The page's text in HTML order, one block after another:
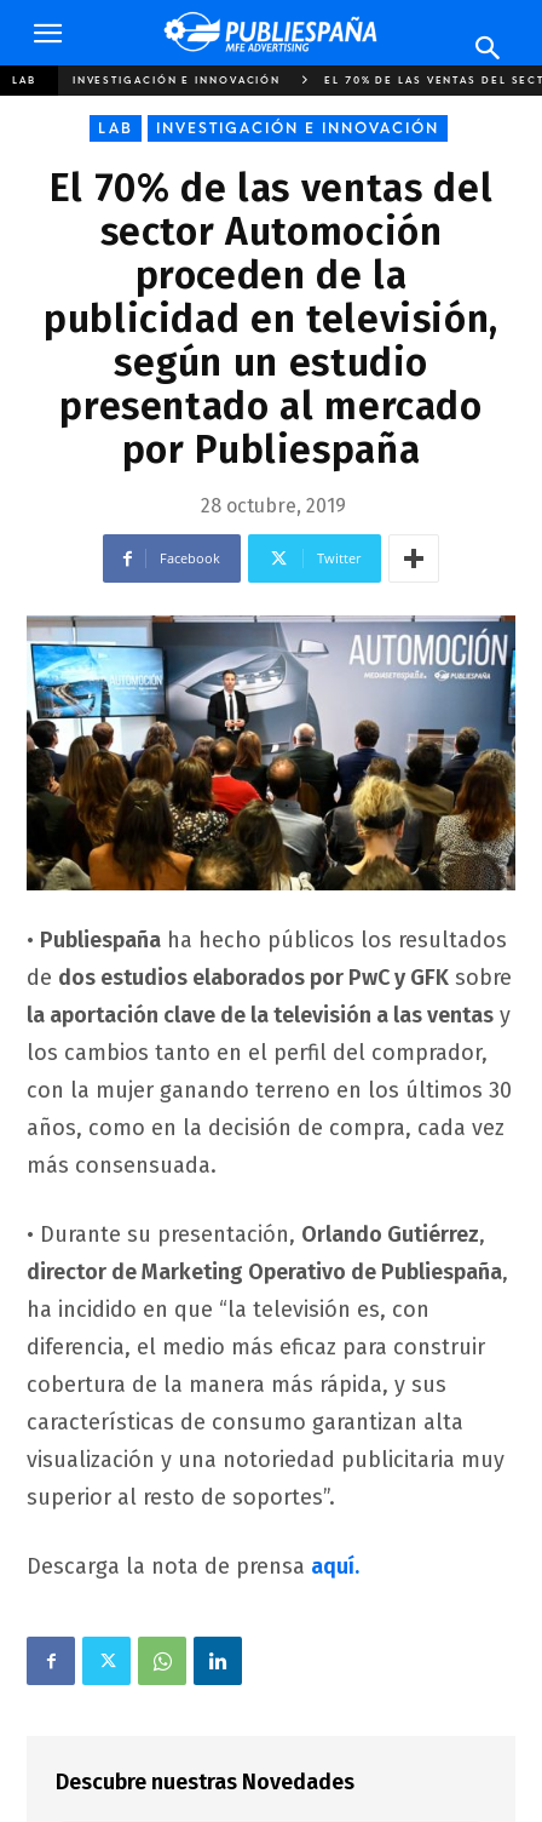
Publiespaña
LAB INVESTIGACIÓN E INNOVACIÓN EL 70% DE LAS VENTAS DEL
LAB INVESTIGACIÓN E INNOVACIÓN
El 70% de las ventas del
sector Automoción
proceden de la
publicidad en televisión,
según un estudio
presentado al mercado
por Publiespaña
28 octubre, 2019
Facebook Twitter
• Publiespaña ha hecho públicos los resultados
de dos estudios elaborados por PwC y GFK sobre
la aportación clave de la televisión a las ventas y
los cambios tanto en el perfil del comprador,
con la mujer ganando terreno en los últimos 30
años, como en la decisión de compra, cada vez
más consensuada.
• Durante su presentación, Orlando Gutiérrez,
director de Marketing Operativo de Publiespaña,
ha incidido en que “la televisión es, con
diferencia, el medio más eficaz para construir
cobertura de la manera más rápida, y sus
características de consumo garantizan alta
visualización y una notoriedad publicitaria muy
superior al resto de soportes”.
Descarga la nota de prensa aquí.
Descubre nuestras Novedades